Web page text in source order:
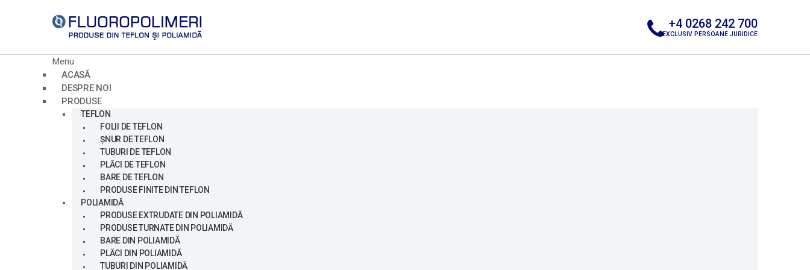
+4 0268 242 700
EXCLUSIV PERSOANE JURIDICE
Menu
ACASĂ
DESPRE NOI
PRODUSE
TEFLON
FOLII DE TEFLON
ȘNUR DE TEFLON
TUBURI DE TEFLON
PLĂCI DE TEFLON
BARE DE TEFLON
PRODUSE FINITE DIN TEFLON
POLIAMIDĂ
PRODUSE EXTRUDATE DIN POLIAMIDĂ
PRODUSE TURNATE DIN POLIAMIDĂ
BARE DIN POLIAMIDĂ
PLĂCI DIN POLIAMIDĂ
TUBURI DIN POLIAMIDĂ